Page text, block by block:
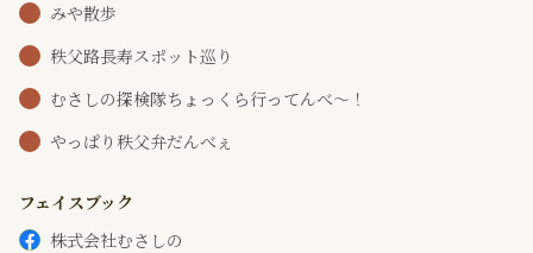
みや散歩
秩父路長寿スポット巡り
むさしの探検隊ちょっくら行ってんべ～！
やっぱり秩父弁だんべぇ
フェイスブック
株式会社むさしの